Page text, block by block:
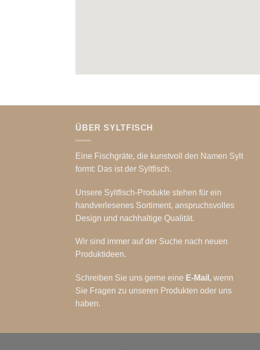
ÜBER SYLTFISCH
Eine Fischgräte, die kunstvoll den Namen Sylt
formt: Das ist der Syltfisch.
Unsere Syltfisch-Produkte stehen für ein
handverlesenes Sortiment, anspruchsvolles
Design und nachhaltige Qualität.
Wir sind immer auf der Suche nach neuen
Produktideen.
Schreiben Sie uns gerne eine E-Mail , wenn
Sie Fragen zu unseren Produkten oder uns
haben.